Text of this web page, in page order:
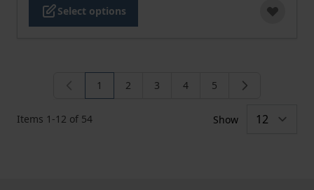
Select options
Items 1 -12 of 54
You're currently reading page
1 Page
2 Page
3 Page
4 Page
5
Show